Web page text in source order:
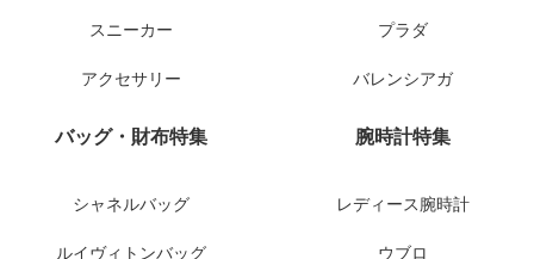
スニーカー
アクセサリー
プラダ
バレンシアガ
バッグ・財布特集
シャネルバッグ
ルイヴィトンバッグ
腕時計特集
レディース腕時計
ウブロ